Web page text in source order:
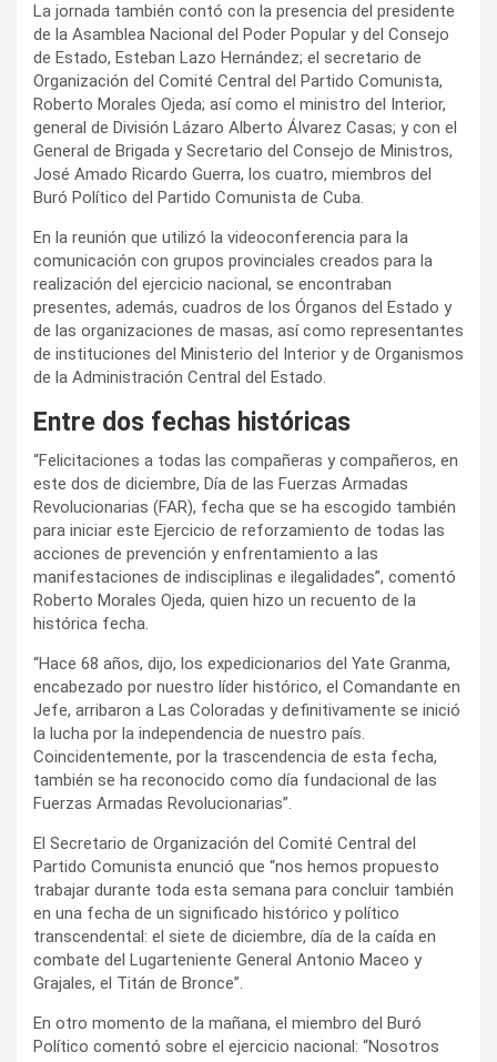
La jornada también contó con la presencia del presidente
de la Asamblea Nacional del Poder Popular y del Consejo
de Estado, Esteban Lazo Hernández; el secretario de
Organización del Comité Central del Partido Comunista,
Roberto Morales Ojeda; así como el ministro del Interior,
general de División Lázaro Alberto Álvarez Casas; y con el
General de Brigada y Secretario del Consejo de Ministros,
José Amado Ricardo Guerra, los cuatro, miembros del
Buró Político del Partido Comunista de Cuba.
En la reunión que utilizó la videoconferencia para la
comunicación con grupos provinciales creados para la
realización del ejercicio nacional, se encontraban
presentes, además, cuadros de los Órganos del Estado y
de las organizaciones de masas, así como representantes
de instituciones del Ministerio del Interior y de Organismos
de la Administración Central del Estado.
Entre dos fechas históricas
“Felicitaciones a todas las compañeras y compañeros, en
este dos de diciembre, Día de las Fuerzas Armadas
Revolucionarias (FAR), fecha que se ha escogido también
para iniciar este Ejercicio de reforzamiento de todas las
acciones de prevención y enfrentamiento a las
manifestaciones de indisciplinas e ilegalidades”, comentó
Roberto Morales Ojeda, quien hizo un recuento de la
histórica fecha.
“Hace 68 años, dijo, los expedicionarios del Yate Granma,
encabezado por nuestro líder histórico, el Comandante en
Jefe, arribaron a Las Coloradas y definitivamente se inició
la lucha por la independencia de nuestro país.
Coincidentemente, por la trascendencia de esta fecha,
también se ha reconocido como día fundacional de las
Fuerzas Armadas Revolucionarias”.
El Secretario de Organización del Comité Central del
Partido Comunista enunció que “nos hemos propuesto
trabajar durante toda esta semana para concluir también
en una fecha de un significado histórico y político
transcendental: el siete de diciembre, día de la caída en
combate del Lugarteniente General Antonio Maceo y
Grajales, el Titán de Bronce”.
En otro momento de la mañana, el miembro del Buró
Político comentó sobre el ejercicio nacional: “Nosotros